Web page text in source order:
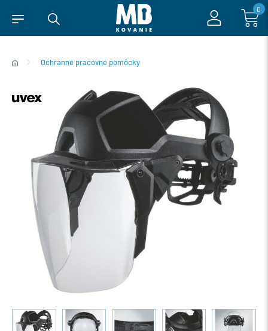
0
Ochranné pracovné pomôcky